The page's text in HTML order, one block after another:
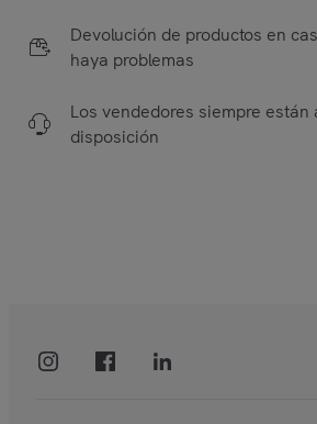
Devolución de productos en
haya problemas
Los vendedores siempre están
disposición